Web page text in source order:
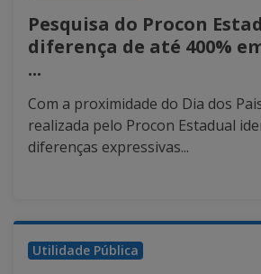
Pesquisa do Procon
diferença de até 400%
...
Com a proximidade do Dia dos
realizada pelo Procon Estadual
diferenças expressivas...
Utilidade Pública